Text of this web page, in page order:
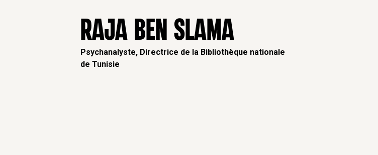
RAJA BEN SLAMA
Psychanalyste, Directrice de la Bibliothèque nationale
de Tunisie